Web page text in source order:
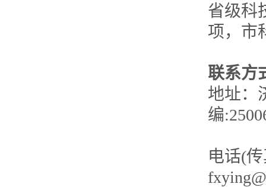
省级科
项，市
联系方
地址：
编
电话(